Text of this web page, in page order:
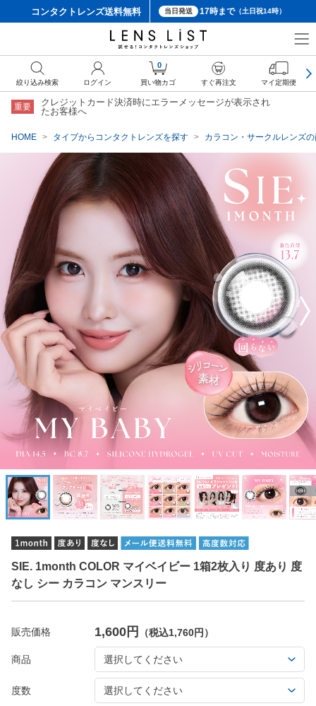
コンタクトレンズ送料無料 当日発送 17時まで（土日祝14時）
重要
クレジットカード決済時にエラーメッセージが表示され
たお客様へ
HOME タイプからコンタクトレンズを探す カラコン・サークルレンズ
SIE. 1month COLOR マイベイビー 1箱2枚入り 度あり 度
なし シー カラコン マンスリー
販売価格 1,600円 （税込1,760円）
商品
度数
絞り込み検索 ログイン
0
買い物カゴ すぐ再注文 マイ定期便
クーポン詳細